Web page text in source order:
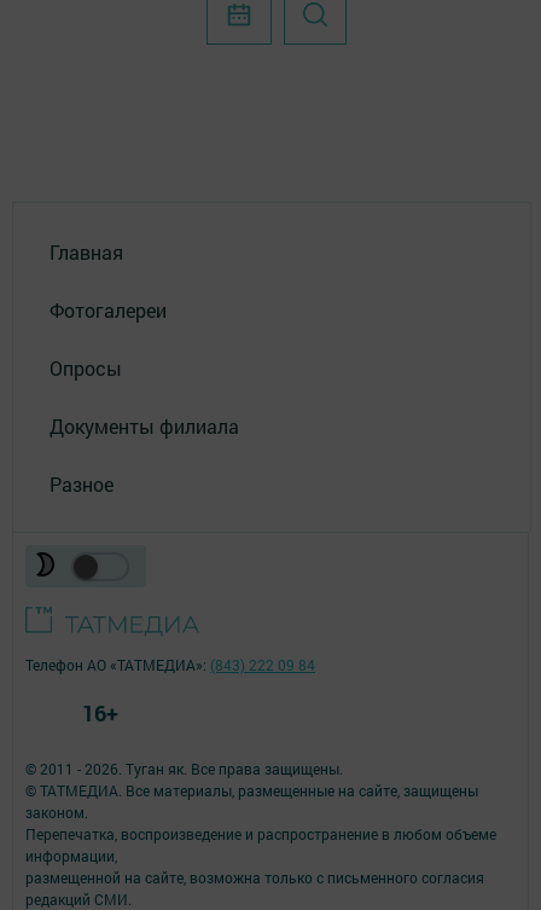
Главная
Фотогалереи
Опросы
Документы филиала
Разное
© 2011 - 2026. Туган як. Все права защищены.
© ТАТМЕДИА. Все материалы, размещенные на сайте, защищены
законом.
Перепечатка, воспроизведение и распространение в любом объеме
информации,
размещенной на сайте, возможна только с письменного согласия
редакций СМИ.
Телефон АО «ТАТМЕДИА»: (843) 222 09 84
16+